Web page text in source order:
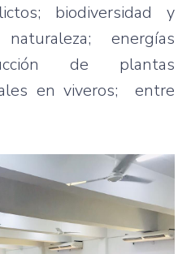
biodiversidad y
energías
de plantas
en viveros; entre